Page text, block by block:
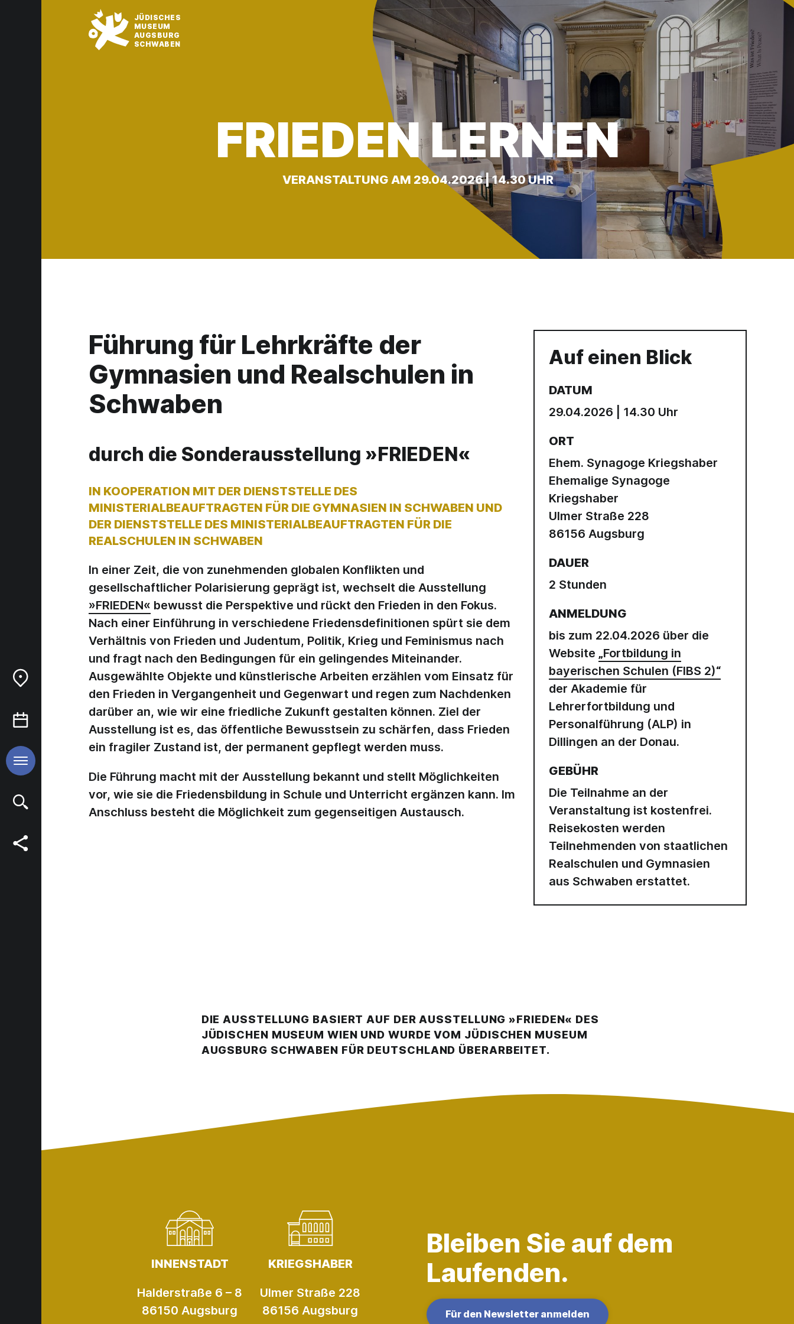
JÜDISCHES
MUSEUM
AUGSBURG
SCHWABEN
FRIEDEN LERNEN
VERANSTALTUNG AM 29.04.2026 | 14.30 UHR
Führung für Lehrkräfte der
Gymnasien und Realschulen in
Schwaben
durch die Sonderausstellung »FRIEDEN«
IN KOOPERATION MIT DER DIENSTSTELLE DES
MINISTERIALBEAUFTRAGTEN FÜR DIE GYMNASIEN IN SCHWABEN UND
DER DIENSTSTELLE DES MINISTERIALBEAUFTRAGTEN FÜR DIE
REALSCHULEN IN SCHWABEN
In einer Zeit, die von zunehmenden globalen Konflikten und
gesellschaftlicher Polarisierung geprägt ist, wechselt die Ausstellung
»FRIEDEN« bewusst die Perspektive und rückt den Frieden in den Fokus.
Nach einer Einführung in verschiedene Friedensdefinitionen spürt sie dem
Verhältnis von Frieden und Judentum, Politik, Krieg und Feminismus nach
und fragt nach den Bedingungen für ein gelingendes Miteinander.
Ausgewählte Objekte und künstlerische Arbeiten erzählen vom Einsatz für
den Frieden in Vergangenheit und Gegenwart und regen zum Nachdenken
darüber an, wie wir eine friedliche Zukunft gestalten können. Ziel der
Ausstellung ist es, das öffentliche Bewusstsein zu schärfen, dass Frieden
ein fragiler Zustand ist, der permanent gepflegt werden muss.
Die Führung macht mit der Ausstellung bekannt und stellt Möglichkeiten
vor, wie sie die Friedensbildung in Schule und Unterricht ergänzen kann. Im
Anschluss besteht die Möglichkeit zum gegenseitigen Austausch.
Auf einen Blick
DATUM
29.04.2026 | 14.30 Uhr
ORT
Ehem. Synagoge Kriegshaber
Ehemalige Synagoge
Kriegshaber
Ulmer Straße 228
86156 Augsburg
DAUER
2 Stunden
ANMELDUNG
bis zum 22.04.2026 über die
Website „Fortbildung in
bayerischen Schulen (FIBS 2)“
der Akademie für
Lehrerfortbildung und
Personalführung (ALP) in
Dillingen an der Donau.
GEBÜHR
Die Teilnahme an der
Veranstaltung ist kostenfrei.
Reisekosten werden
Teilnehmenden von staatlichen
Realschulen und Gymnasien
aus Schwaben erstattet.
DIE AUSSTELLUNG BASIERT AUF DER AUSSTELLUNG »FRIEDEN« DES
JÜDISCHEN MUSEUM WIEN UND WURDE VOM JÜDISCHEN MUSEUM
AUGSBURG SCHWABEN FÜR DEUTSCHLAND ÜBERARBEITET.
INNENSTADT
Halderstraße 6 – 8
86150 Augsburg
KRIEGSHABER
Ulmer Straße 228
86156 Augsburg
Bleiben Sie auf dem
Laufenden.
Für den Newsletter anmelden